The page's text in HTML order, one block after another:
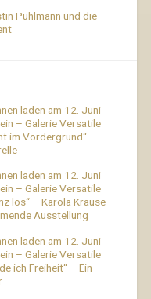
Puhlmann und die
laden am 12. Juni
– Galerie Versatile
im Vordergrund“ –
laden am 12. Juni
– Galerie Versatile
los“ – Karola Krause
Ausstellung
laden am 12. Juni
– Galerie Versatile
ich Freiheit“ – Ein